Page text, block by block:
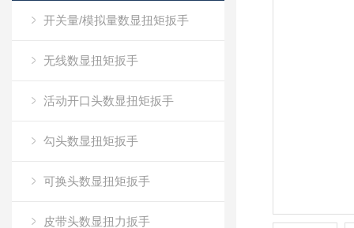
开关量/模拟量数显扭矩扳手
无线数显扭矩扳手
活动开口头数显扭矩扳手
勾头数显扭矩扳手
可换头数显扭矩扳手
皮带头数显扭力扳手